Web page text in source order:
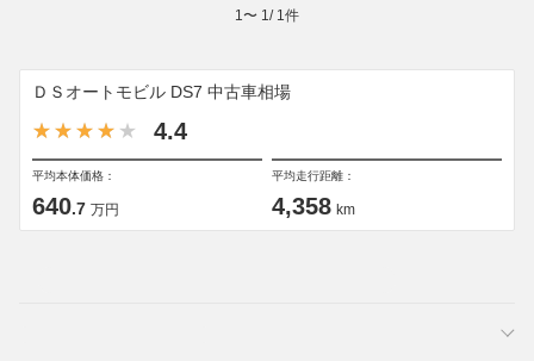
1 〜 1 / 1 件
ＤＳオートモビル DS7 中古車相場
4.4
平均本体価格：
640.7 万円
平均走行距離：
4,358 km